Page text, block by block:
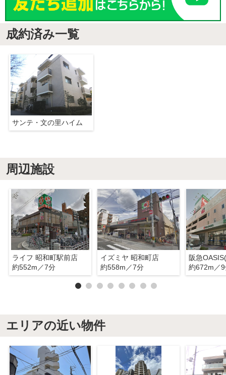
成約済み一覧
サンテ・文の里ハイム
周辺施設
ライフ 昭和町駅前店
約552m／7分
イズミヤ 昭和町店
約558m／7分
約672m／
エリアの近い物件